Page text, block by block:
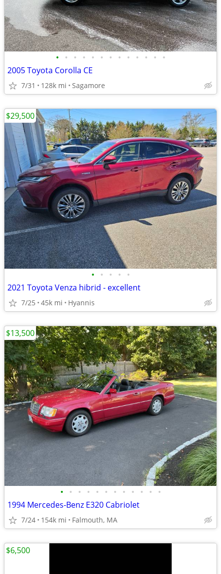
• • • • • • • • • • • • •
2005 Toyota Corolla CE
7/31 128k mi Sagamore
• • • • •
2021 Toyota Venza hibrid - excellent
7/25 45k mi Hyannis
$29,500
• • • • • • • • • • • •
1994 Mercedes-Benz E320 Cabriolet
7/24 154k mi Falmouth, MA
$13,500
$6,500